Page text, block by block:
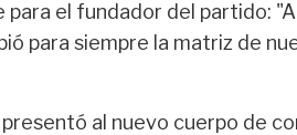
el fundador del partido:
para siempre la matriz de
al nuevo cuerpo de